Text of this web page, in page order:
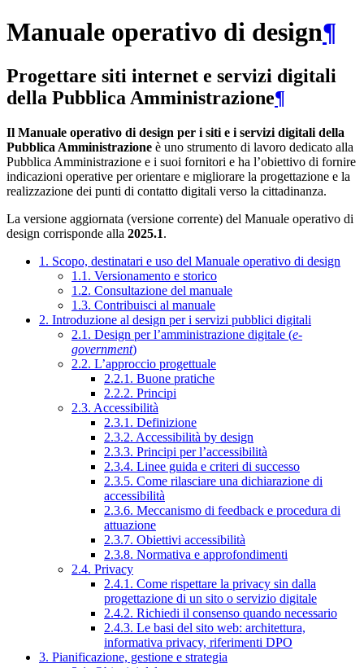
Manuale operativo di design¶
Progettare siti internet e servizi digitali
della Pubblica Amministrazione¶
Il Manuale operativo di design per i siti e i servizi digitali della
Pubblica Amministrazione è uno strumento di lavoro dedicato alla
Pubblica Amministrazione e i suoi fornitori e ha l’obiettivo di fornire
indicazioni operative per orientare e migliorare la progettazione e la
realizzazione dei punti di contatto digitali verso la cittadinanza.
La versione aggiornata (versione corrente) del Manuale operativo di
design corrisponde alla 2025.1.
1. Scopo, destinatari e uso del Manuale operativo di design
1.1. Versionamento e storico
1.2. Consultazione del manuale
1.3. Contribuisci al manuale
2. Introduzione al design per i servizi pubblici digitali
2.1. Design per l’amministrazione digitale (e-
government)
2.2. L’approccio progettuale
2.2.1. Buone pratiche
2.2.2. Principi
2.3. Accessibilità
2.3.1. Definizione
2.3.2. Accessibilità by design
2.3.3. Principi per l’accessibilità
2.3.4. Linee guida e criteri di successo
2.3.5. Come rilasciare una dichiarazione di
accessibilità
2.3.6. Meccanismo di feedback e procedura di
attuazione
2.3.7. Obiettivi accessibilità
2.3.8. Normativa e approfondimenti
2.4. Privacy
2.4.1. Come rispettare la privacy sin dalla
progettazione di un sito o servizio digitale
2.4.2. Richiedi il consenso quando necessario
2.4.3. Le basi del sito web: architettura,
informativa privacy, riferimenti DPO
3. Pianificazione, gestione e strategia